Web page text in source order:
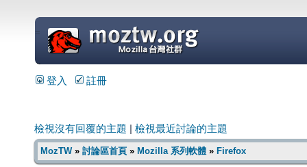
=
登入 註冊
檢視沒有回覆的主題 檢視最近討論的主題
MozTW» 討論區首頁 » Mozilla 系列軟體 » Firefox